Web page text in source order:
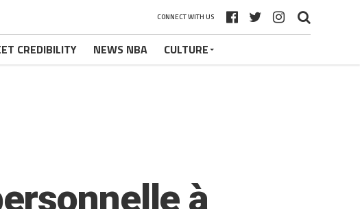
CONNECT WITH US
CREDIBILITY NEWS NBA CULTURE
à